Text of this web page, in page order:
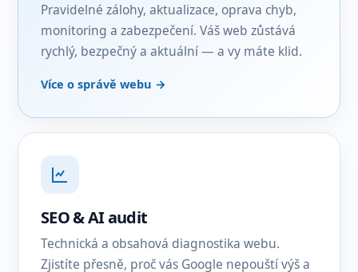
Pravidelné zálohy, aktualizace, oprava chyb,
monitoring a zabezpečení. Váš web zůstává
rychlý, bezpečný a aktuální — a vy máte klid.
Více o správě webu →
SEO & AI audit
Technická a obsahová diagnostika webu.
Zjistíte přesně, proč vás Google nepouští výš a